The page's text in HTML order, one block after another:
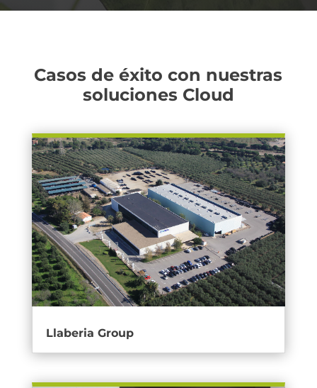
Casos de éxito con nuestras
soluciones Cloud
Llaberia Group